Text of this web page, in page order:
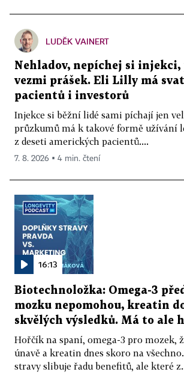
LUDĚK VAINERT
Nehladov, nepíchej si injekci,
vezmi prášek. Eli Lilly má
pacientů i investorů
Injekce si běžní lidé sami píchají jen
průzkumů má k takové formě užívání
z deseti amerických pacientů....
7. 8. 2026 ▪ 4 min. čtení
16:13
Biotechnoložka: Omega-3
mozku nepomohou, kreatin
skvělých výsledků. Má to ale
Hořčík na spaní, omega-3 pro mozek,
únavě a kreatin dnes skoro na
stravy slibuje řadu benefitů, ale které